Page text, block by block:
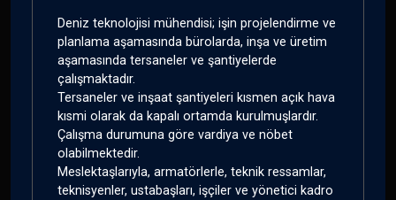
Deniz teknolojisi mühendisi; işin projelendirme ve
planlama aşamasında bürolarda, inşa ve üretim
aşamasında tersaneler ve şantiyelerde
çalışmaktadır.
Tersaneler ve inşaat şantiyeleri kısmen açık hava
kısmi olarak da kapalı ortamda kurulmuşlardır.
Çalışma durumuna göre vardiya ve nöbet
olabilmektedir.
Meslektaşlarıyla, armatörlerle, teknik ressamlar,
teknisyenler, ustabaşları, işçiler ve yönetici kadro